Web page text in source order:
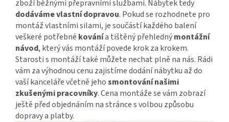
zboží běžnými přepravními službami. Nábytek tedy
dodáváme vlastní dopravou. Pokud se rozhodnete pro
montáž vlastními silami, je součástí každého balení
veškeré potřebné kovánía tištěný přehlednýmontážní
návod, který vás montáží povede krok za krokem.
Starosti s montáží také můžete nechat plně na nás. Rádi
vám za výhodnou cenu zajistíme dodání nábytku až do
vaší kanceláře včetně jehosmontování našimi
zkušenými pracovníky. Cena montáže se vám zobrazí
ještě před objednáním na stránce s volbou způsobu
dopravy a platby.